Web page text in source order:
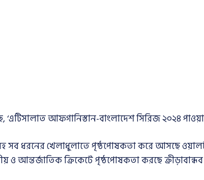
আফগানিস্তান-বাংলাদেশ সিরিজ ২০২৪
সব ধরনের খেলাধুলাতে পৃষ্ঠপোষকতা করে আসছে
আন্তর্জাতিক ক্রিকেটে পৃষ্ঠপোষকতা করছে ক্রীড়াবান্ধব